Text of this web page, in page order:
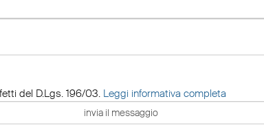
del D.Lgs. 196/03. Leggi informativa completa